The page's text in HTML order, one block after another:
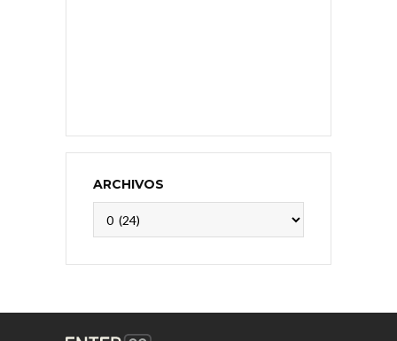
ARCHIVOS